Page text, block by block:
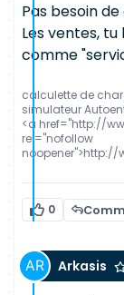
Pas besoin
Les ventes,
comme
calculette de
simulateur
<a href="http://
rel="nofollow
0
Arkasis